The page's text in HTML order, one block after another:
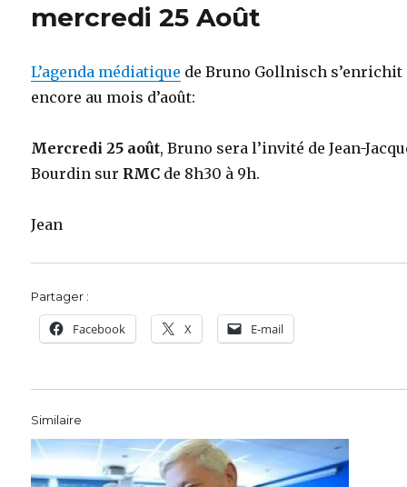
mercredi 25 Août
L’agenda médiatique de Bruno Gollnisch s’enrichit
encore au mois d’août:
Mercredi 25 août, Bruno sera l’invité de Jean-
Bourdin sur RMC de 8h30 à 9h.
Jean
Partager :
Facebook X E-mail
Similaire